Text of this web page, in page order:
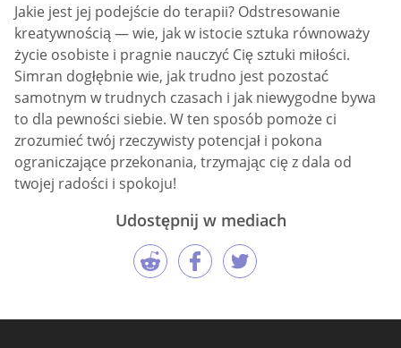
Jakie jest jej podejście do terapii? Odstresowanie
kreatywnością — wie, jak w istocie sztuka równoważy
życie osobiste i pragnie nauczyć Cię sztuki miłości.
Simran dogłębnie wie, jak trudno jest pozostać
samotnym w trudnych czasach i jak niewygodne bywa
to dla pewności siebie. W ten sposób pomoże ci
zrozumieć twój rzeczywisty potencjał i pokona
ograniczające przekonania, trzymając cię z dala od
twojej radości i spokoju!
Udostępnij w mediach